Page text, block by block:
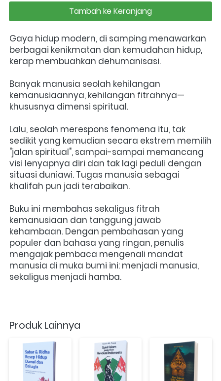
`Tambah ke Keranjang
Gaya hidup modern, di samping menawarkan
berbagai kenikmatan dan kemudahan hidup,
kerap membuahkan dehumanisasi.
Banyak manusia seolah kehilangan
kemanusiaannya, kehilangan fitrahnya—
khususnya dimensi spiritual.
Lalu, seolah merespons fenomena itu, tak
sedikit yang kemudian secara ekstrem memilih
"jalan spiritual", sampai-sampai memancang
visi lenyapnya diri dan tak lagi peduli dengan
situasi duniawi. Tugas manusia sebagai
khalifah pun jadi terabaikan.
Buku ini membahas sekaligus fitrah
kemanusiaan dan tanggung jawab
kehambaan. Dengan pembahasan yang
populer dan bahasa yang ringan, penulis
mengajak pembaca mengenali mandat
manusia di muka bumi ini: menjadi manusia,
sekaligus menjadi hamba.
Produk Lainnya